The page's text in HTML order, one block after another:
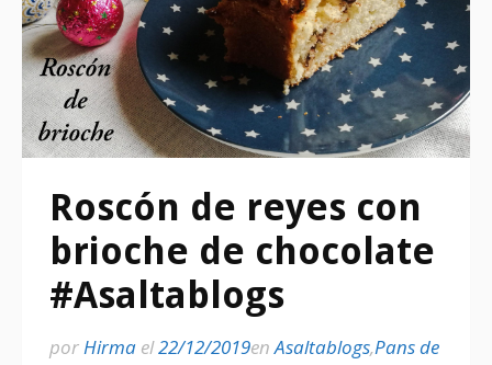
Roscón de reyes con
brioche de chocolate
#Asaltablogs
porHirma el22/12/2019enAsaltablogs,Pans de